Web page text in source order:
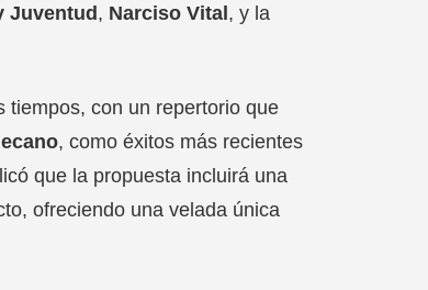
Juventud, Narciso Vital, y la
tiempos, con un repertorio que
, como éxitos más recientes
que la propuesta incluirá una
ofreciendo una velada única